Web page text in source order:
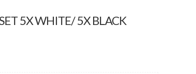
5X WHITE/ 5X BLACK